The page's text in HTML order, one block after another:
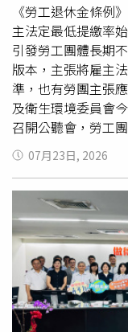
《勞工退休金條例
主法定最低提繳率
引發勞工團體長期
版本，主張將雇主
準，也有勞團主張
及衛生環境委員會
召開公聽會，勞工
野儘速排案完成修
6％的現況。據《
「立即排案」，指
退休後的經濟保障
主最低提繳率。聯
會主委陳菊曾表示
繳率訂為6％，但
到了必須立即修法
強調勞工全力支持
修正草案，希望將
07月23日, 2026